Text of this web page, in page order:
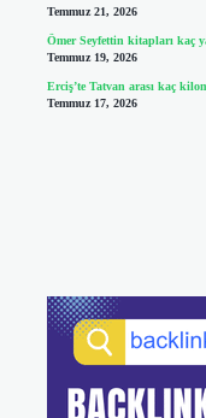
Temmuz 21, 2026
Ömer Seyfettin kitapları kaç
Temmuz 19, 2026
Erciş’te Tatvan arası kaç
Temmuz 17, 2026